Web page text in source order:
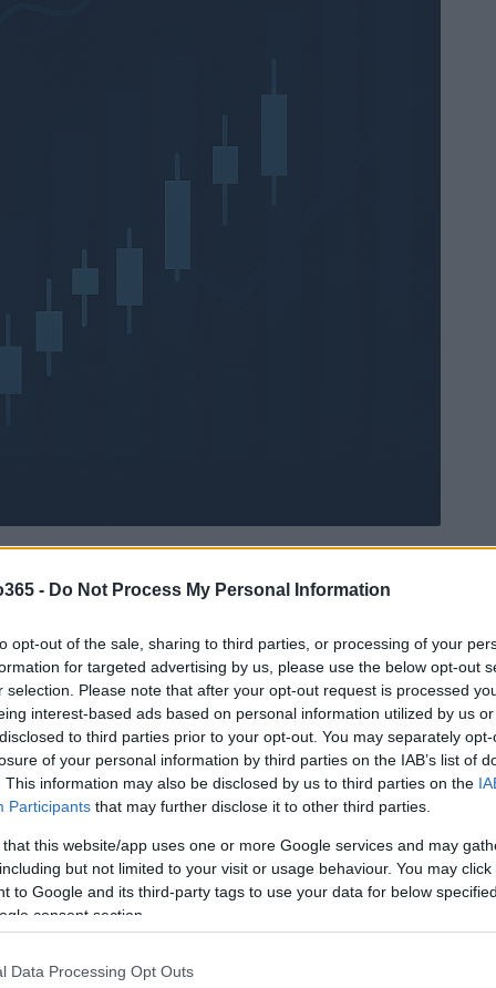
- Do Not Process My Personal Information
opt-out of the sale, sharing to third parties, or processing of your
for targeted advertising by us, please use the below opt-out
selection. Please note that after your opt-out request is processed
interest-based ads based on personal information utilized by us
to third parties prior to your opt-out. You may separately
of your personal information by third parties on the IAB’s list of
This information may also be disclosed by us to third parties on the
Participants that may further disclose it to other third parties.
that this website/app uses one or more Google services and may
but not limited to your visit or usage behaviour. You may
to Google and its third-party tags to use your data for below
consent section.
Data Processing Opt Outs
POWERED BYAd hubMedia
economia inteligente blockchain apoiada por